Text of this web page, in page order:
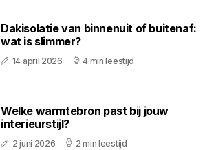
Dakisolatie van binnenuit of buitenaf:
wat is slimmer?
14 april 2026 4 min leestijd
Welke warmtebron past bij jouw
interieurstijl?
2 juni 2026 2 min leestijd